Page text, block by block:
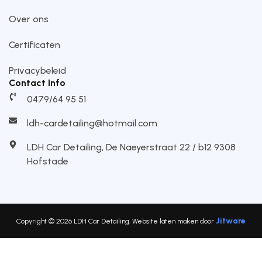
Over ons
Certificaten
Privacybeleid
Contact Info
0479/64 95 51
ldh-cardetailing@hotmail.com
LDH Car Detailing, De Naeyerstraat 22 / b12 9308
Hofstade
Copyright © 2026 LDH Car Detailing. Website laten maken door Jitware